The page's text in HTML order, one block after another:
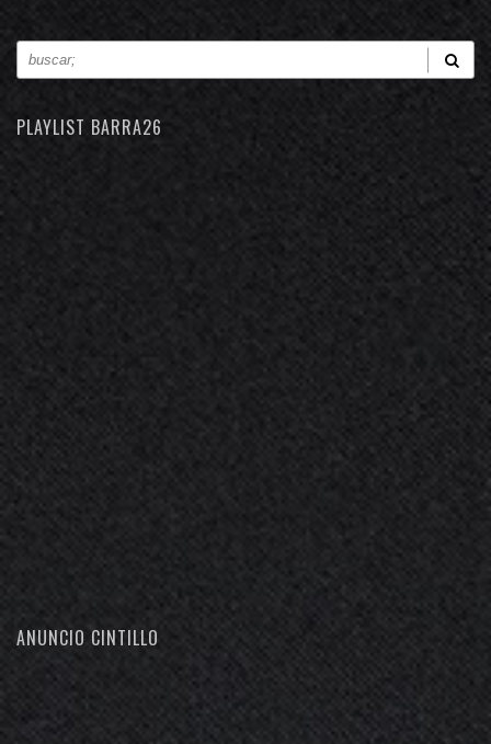
PLAYLIST BARRA26
ANUNCIO CINTILLO